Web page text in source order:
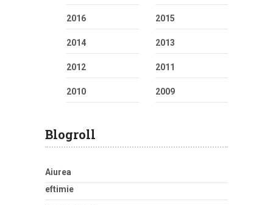
2016 2015
2014 2013
2012 2011
2010 2009
Blogroll
Aiurea
eftimie